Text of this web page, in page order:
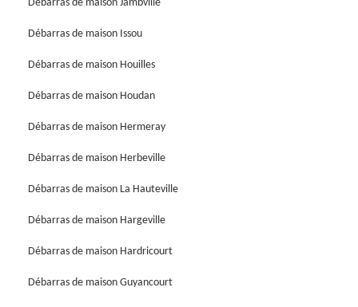
Débarras de maison Jambville
Débarras de maison Issou
Débarras de maison Houilles
Débarras de maison Houdan
Débarras de maison Hermeray
Débarras de maison Herbeville
Débarras de maison La Hauteville
Débarras de maison Hargeville
Débarras de maison Hardricourt
Débarras de maison Guyancourt